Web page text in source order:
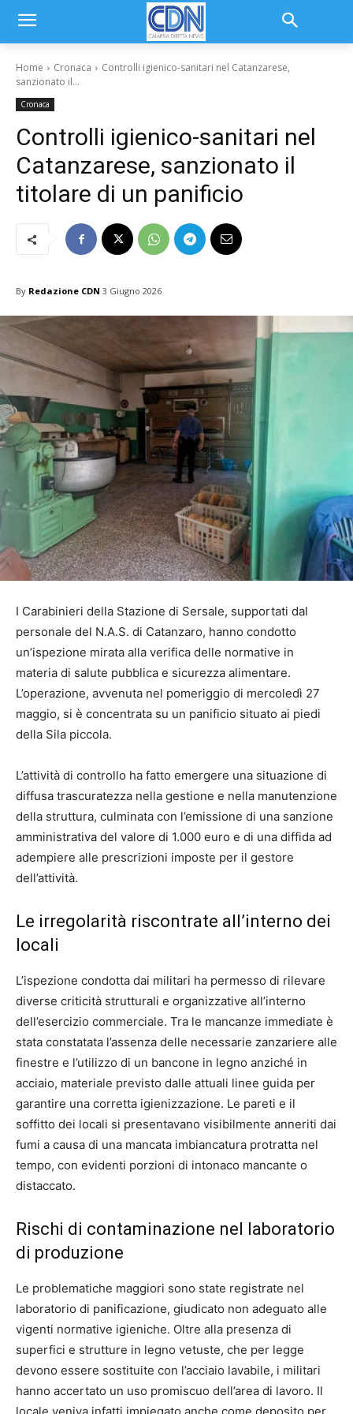
Home Cronaca
Controlli igienico-sanitari nel Catanzarese,
sanzionato il...
Cronaca
Controlli igienico-sanitari nel
Catanzarese, sanzionato il
titolare di un panificio
By Redazione CDN 3 Giugno 2026
I Carabinieri della Stazione di Sersale, supportati dal
personale del N.A.S. di Catanzaro, hanno condotto
un’ispezione mirata alla verifica delle normative in
materia di salute pubblica e sicurezza alimentare.
L’operazione, avvenuta nel pomeriggio di mercoledì 27
maggio, si è concentrata su un panificio situato ai piedi
della Sila piccola.
L’attività di controllo ha fatto emergere una situazione di
diffusa trascuratezza nella gestione e nella manutenzione
della struttura, culminata con l’emissione di una sanzione
amministrativa del valore di 1.000 euro e di una diffida ad
adempiere alle prescrizioni imposte per il gestore
dell’attività.
Le irregolarità riscontrate all’interno dei
locali
L’ispezione condotta dai militari ha permesso di rilevare
diverse criticità strutturali e organizzative all’interno
dell’esercizio commerciale. Tra le mancanze immediate è
stata constatata l’assenza delle necessarie zanzariere alle
finestre e l’utilizzo di un bancone in legno anziché in
acciaio, materiale previsto dalle attuali linee guida per
garantire una corretta igienizzazione. Le pareti e il
soffitto dei locali si presentavano visibilmente anneriti dai
fumi a causa di una mancata imbiancatura protratta nel
tempo, con evidenti porzioni di intonaco mancante o
distaccato.
Rischi di contaminazione nel laboratorio
di produzione
Le problematiche maggiori sono state registrate nel
laboratorio di panificazione, giudicato non adeguato alle
vigenti normative igieniche. Oltre alla presenza di
superfici e strutture in legno vetuste, che per legge
devono essere sostituite con l’acciaio lavabile, i militari
hanno accertato un uso promiscuo dell’area di lavoro. Il